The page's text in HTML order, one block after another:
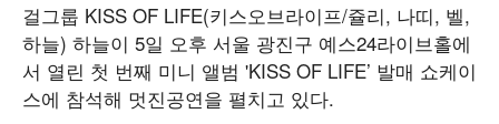
걸그룹 KISS OF LIFE(키스오브라이프/쥴리, 나띠, 벨,
하늘) 하늘이 5일 오후 서울 광진구 예스24라이브홀에
서 열린 첫 번째 미니 앨범 'KISS OF LIFE’ 발매 쇼케이
스에 참석해 멋진공연을 펼치고 있다.